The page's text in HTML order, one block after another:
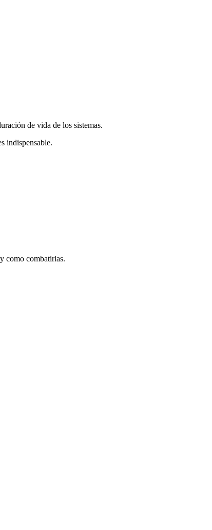
de vida de los sistemas.
indispensable.
como combatirlas.